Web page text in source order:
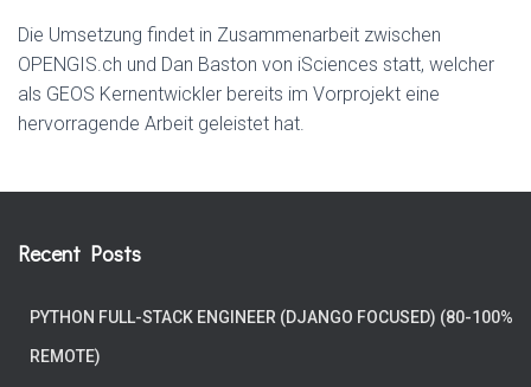
Die Umsetzung findet in Zusammenarbeit zwischen
OPENGIS.ch und Dan Baston von iSciences statt, welcher
als GEOS Kernentwickler bereits im Vorprojekt eine
hervorragende Arbeit geleistet hat.
Recent Posts
PYTHON FULL-STACK ENGINEER (DJANGO FOCUSED) (80-100%
REMOTE)